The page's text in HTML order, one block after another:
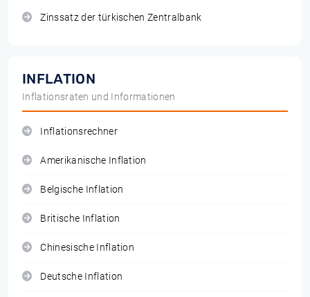
Zinssatz der türkischen Zentralbank
INFLATION
Inflationsraten und Informationen
Inflationsrechner
Amerikanische Inflation
Belgische Inflation
Britische Inflation
Chinesische Inflation
Deutsche Inflation